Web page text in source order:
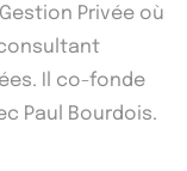
Privée où
Il co-fonde
Paul Bourdois.